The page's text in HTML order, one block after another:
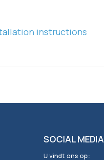
instructions
SOCIAL MEDIA
U vindt ons op: